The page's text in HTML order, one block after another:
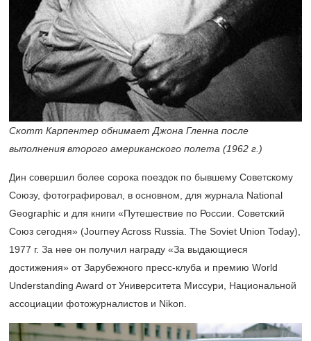
Скотт Карпентер обнимает Джона Гленна после
выполнения второго американского полета (1962 г.)
Дин совершил более сорока поездок по бывшему Советскому
Союзу, фотографировал, в основном, для журнала National
Geographic и для книги «Путешествие по России. Советский
Союз сегодня» (Journey Across Russia. The Soviet Union Today),
1977 г. За нее он получил награду «За выдающиеся
достижения» от Зарубежного пресс-клуба и премию World
Understanding Award от Университета Миссури, Национальной
ассоциации фотожурналистов и Nikon.